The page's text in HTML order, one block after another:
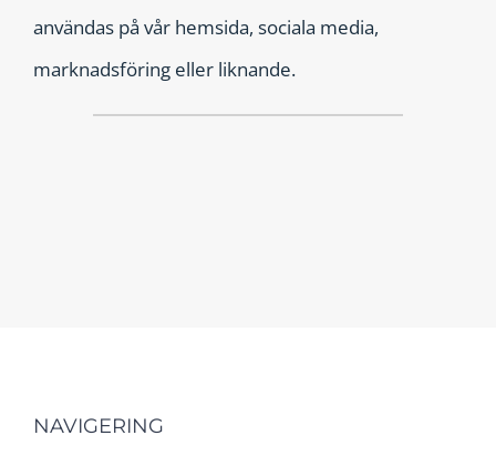
användas på vår hemsida, sociala media,
marknadsföring eller liknande.
NAVIGERING